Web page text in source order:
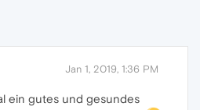
Jan 1, 2019, 1:36 PM
ein gutes und gesundes